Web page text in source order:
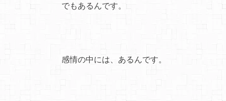
でもあるんです。
感情の中には、あるんです。